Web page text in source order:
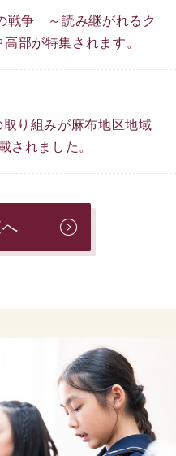
戦争 ～読み継がれるク
部が特集されます。
り組みが麻布地区地域
されました。